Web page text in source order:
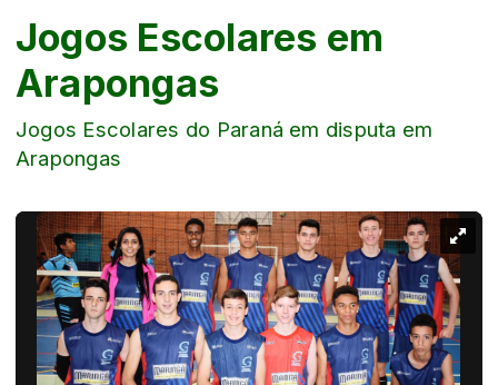
Jogos Escolares em
Arapongas
Jogos Escolares do Paraná em disputa em
Arapongas